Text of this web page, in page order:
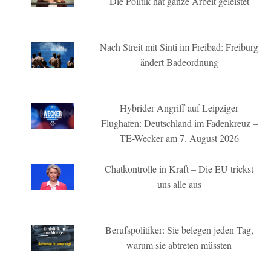
Nach Streit mit Sinti im Freibad: Freiburg
ändert Badeordnung
Hybrider Angriff auf Leipziger
Flughafen: Deutschland im Fadenkreuz –
TE-Wecker am 7. August 2026
Chatkontrolle in Kraft – Die EU trickst
uns alle aus
Berufspolitiker: Sie belegen jeden Tag,
warum sie abtreten müssten